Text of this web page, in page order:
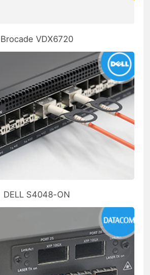
Brocade VDX6720
DELL S4048-ON